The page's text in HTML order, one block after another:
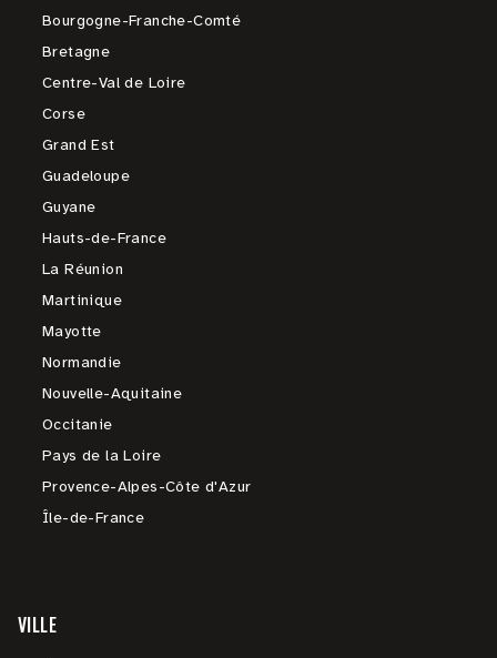
Bourgogne-Franche-Comté
Bretagne
Centre-Val de Loire
Corse
Grand Est
Guadeloupe
Guyane
Hauts-de-France
La Réunion
Martinique
Mayotte
Normandie
Nouvelle-Aquitaine
Occitanie
Pays de la Loire
Provence-Alpes-Côte d'Azur
Île-de-France
VILLE